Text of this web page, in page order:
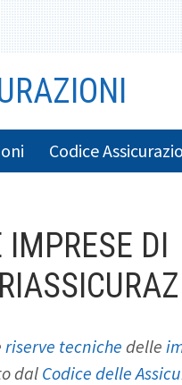
Codice
IMPRESE DI
riserve tecniche delle
dal Codice delle